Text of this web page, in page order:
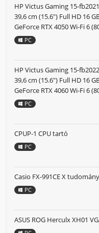
HP Victus Gaming 15-
39,6 cm (15.6") Full HD 16
GeForce RTX 4050 Wi-Fi 6
PC
HP Victus Gaming 15-
39,6 cm (15.6") Full HD 16
GeForce RTX 4060 Wi-Fi 6
PC
CPUP-1 CPU tartó
PC
Casio FX-991CE X
PC
ASUS ROG Herculx XH01